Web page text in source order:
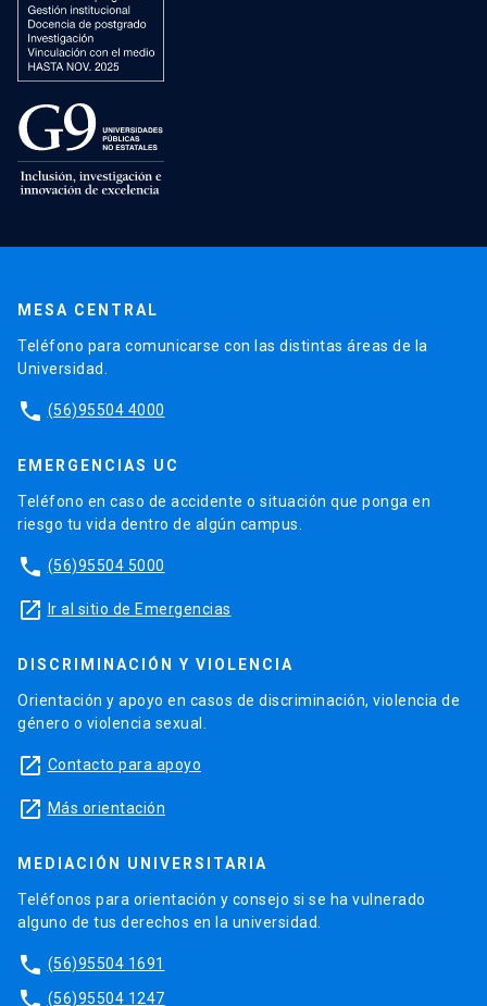
MESA CENTRAL
Teléfono para comunicarse con las distintas áreas de la
Universidad.
phone (56)95504 4000
EMERGENCIAS UC
Teléfono en caso de accidente o situación que ponga en
riesgo tu vida dentro de algún campus.
phone (56)95504 5000
launch Ir al sitio de Emergencias
DISCRIMINACIÓN Y VIOLENCIA
Orientación y apoyo en casos de discriminación, violencia de
género o violencia sexual.
launch Contacto para apoyo
launch Más orientación
MEDIACIÓN UNIVERSITARIA
Teléfonos para orientación y consejo si se ha vulnerado
alguno de tus derechos en la universidad.
phone (56)95504 1691
phone (56)95504 1247